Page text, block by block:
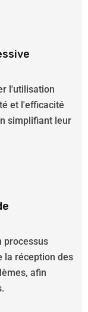
l'utilisation
et l'efficacité
simplifiant leur
processus
la réception des
afin